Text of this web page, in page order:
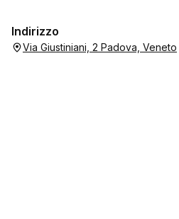
Indirizzo
Via Giustiniani, 2 Padova, Veneto